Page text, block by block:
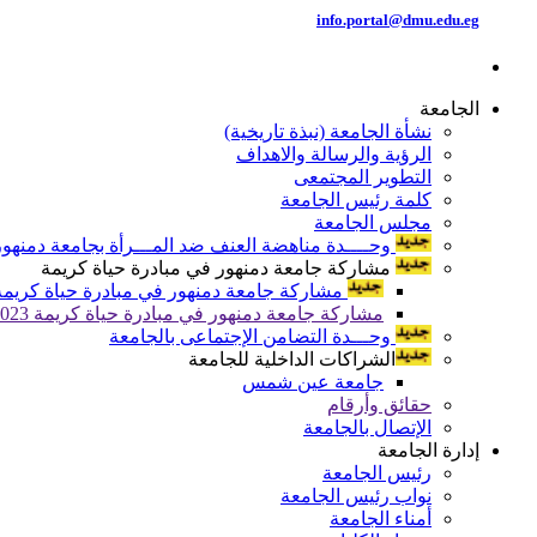
info.portal@dmu.edu.eg
الجامعة
نشأة الجامعة (نبذة تاريخية)
الرؤية والرسالة والاهداف
التطوير المجتمعى
كلمة رئيس الجامعة
مجلس الجامعة
وحــــدة مناهضة العنف ضد المـــرأة بجامعة
مشاركة جامعة دمنهور في مبادرة حياة كريمة
مشاركة جامعة دمنهور في مبادرة حياة كريمة
مشاركة جامعة دمنهور في مبادرة حياة كريمة 2023
وحـــدة التضامن الإجتماعى بالجامعة
الشراكات الداخلية للجامعة
جامعة عين شمس
حقائق وأرقام
الإتصال بالجامعة
إدارة الجامعة
رئيس الجامعة
نواب رئيس الجامعة
أمناء الجامعة